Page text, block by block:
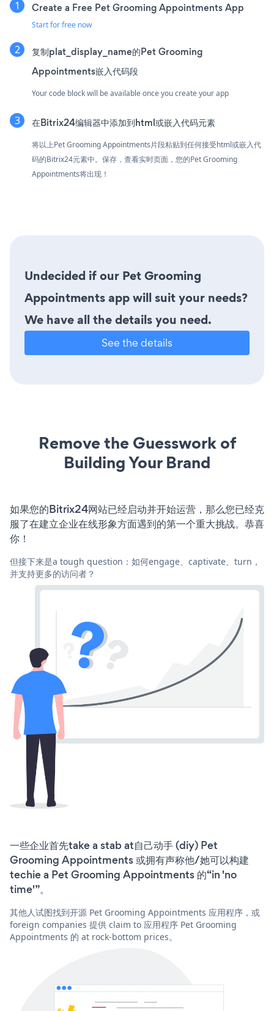
Create a Free Pet Grooming Appointments App
Start for free now
复制plat_display_name的Pet Grooming
Appointments嵌入代码段
Your code block will be available once you create your app
在Bitrix24编辑器中添加到html或嵌入代码元素
将以上Pet Grooming Appointments片段粘贴到任何接受html或嵌入代
码的Bitrix24元素中。保存，查看实时页面，您的Pet Grooming
Appointments将出现！
Undecided if our Pet Grooming
Appointments app will suit your needs?
We have all the details you need.
See the details
Remove the Guesswork of
Building Your Brand
如果您的Bitrix24网站已经启动并开始运营，那么您已经克
服了在建立企业在线形象方面遇到的第一个重大挑战。恭喜
你！
但接下来是a tough question：如何engage、captivate、turn，
并支持更多的访问者？
一些企业首先take a stab at自己动手 (diy) Pet
Grooming Appointments 或拥有声称他/她可以构建
techie a Pet Grooming Appointments 的“in 'no
time'”。
其他人试图找到开源 Pet Grooming Appointments 应用程序，或
foreign companies 提供 claim to 应用程序 Pet Grooming
Appointments 的 at rock-bottom prices。